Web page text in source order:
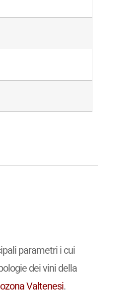
parametri i cui
dei vini della
Valtenesi.